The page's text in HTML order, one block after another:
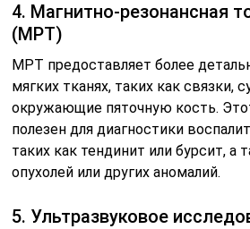
4. Магнитно-резонансная
(МРТ)
МРТ предоставляет более
мягких тканях, таких как
окружающие пяточную кость.
полезен для диагностики
таких как тендинит или бурсит, а
опухолей или других аномалий.
5. Ультразвуковое